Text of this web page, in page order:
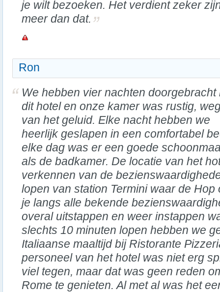
je wilt bezoeken. Het verdient zeker
meer dan dat.
Ron
We hebben vier nachten doorgebracht
dit hotel en onze kamer was rustig,
van het geluid. Elke nacht hebben we
heerlijk geslapen in een comfortabel
elke dag was er een goede
als de badkamer. De locatie van het
verkennen van de
lopen van station Termini waar de
je langs alle bekende
overal uitstappen en weer instappen
slechts 10 minuten lopen hebben we
Italiaanse maaltijd bij Ristorante
personeel van het hotel was niet erg
viel tegen, maar dat was geen reden
Rome te genieten. Al met al was het